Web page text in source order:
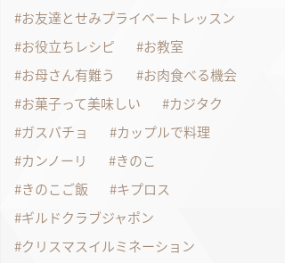
お友達とせみプライベートレッスン
お役立ちレシピ
お教室
お母さん有難う
お肉食べる機会
お菓子って美味しい
カジタク
ガスパチョ
カップルで料理
カンノーリ
きのこ
きのこご飯
キプロス
ギルドクラブジャポン
クリスマスイルミネーション